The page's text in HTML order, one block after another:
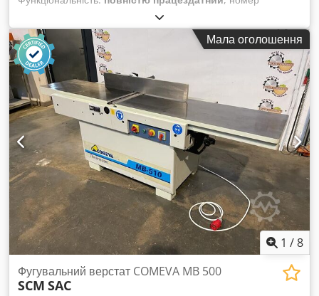
машини/транспортного засобу:
виготовлення:2017, мотогодини:5 612 h, висота підйому:
4 625 мм
, вільний підйом:
, конструктивна висота:
2 121 мм
, Обладнання:
мінімальна ціна – гарантований продаж за найвищою
ціною! ТЕХНІЧНІ ХАРАКТЕРИСТИКИ Висота підйому: 4625
мм Загальна висота: 2121 мм Висота вільного підйому:
1500 мм ХАРАКТЕРИСТИКИ ОБЛАДНАННЯ Тип щогли:
Триплексна щогла з вільним підйомом Напруга
акумулятора: 48 В Ємність акумулятора: 585 А·год
Csdpfxezrlwie Acderf Шини: нові Мотогодини: 5612 год
КОМПЛЕКТАЦІЯ Кабіна Акумулятор Зарядний пристрій
Бічний зміщувач вантажу Зовнішній ідентифікатор:
SL11370SP
Мала оголошення
1 /8
Фугувальний верстат COMEVA MB 500
SCM SAC